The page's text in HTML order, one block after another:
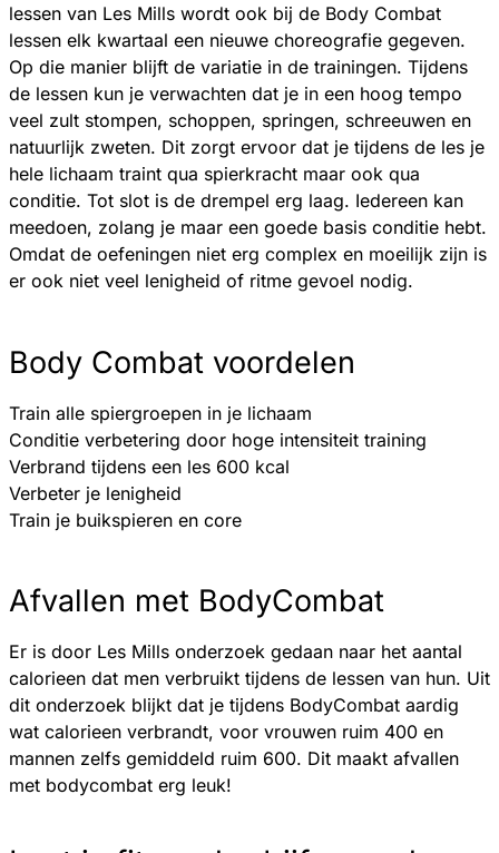
lessen van Les Mills wordt ook bij de Body Combat
lessen elk kwartaal een nieuwe choreografie gegeven.
Op die manier blijft de variatie in de trainingen. Tijdens
de lessen kun je verwachten dat je in een hoog tempo
veel zult stompen, schoppen, springen, schreeuwen en
natuurlijk zweten. Dit zorgt ervoor dat je tijdens de les je
hele lichaam traint qua spierkracht maar ook qua
conditie. Tot slot is de drempel erg laag. Iedereen kan
meedoen, zolang je maar een goede basis conditie hebt.
Omdat de oefeningen niet erg complex en moeilijk zijn is
er ook niet veel lenigheid of ritme gevoel nodig.
Body Combat voordelen
Train alle spiergroepen in je lichaam
Conditie verbetering door hoge intensiteit training
Verbrand tijdens een les 600 kcal
Verbeter je lenigheid
Train je buikspieren en core
Afvallen met BodyCombat
Er is door Les Mills onderzoek gedaan naar het aantal
calorieen dat men verbruikt tijdens de lessen van hun. Uit
dit onderzoek blijkt dat je tijdens BodyCombat aardig
wat calorieen verbrandt, voor vrouwen ruim 400 en
mannen zelfs gemiddeld ruim 600. Dit maakt afvallen
met bodycombat erg leuk!